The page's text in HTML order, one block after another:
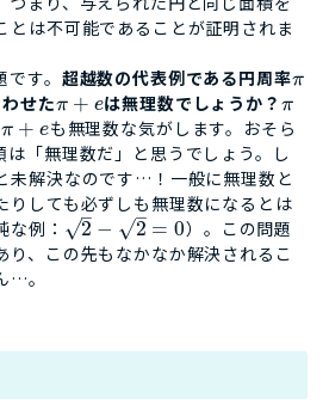
とは不可能であることが証明されま
す。 超越数の代表例である円周率π
せたπ + eは無理数でしょうか？ π
π + eも無理数な気がします。おそら
は「無理数だ」と思うでしょう。し
未解決なのです…！一般に無理数と
りしても必ずしも無理数になるとは
な例：
2
–
√ − 2
–
√ = 0）。この問題
り、この先もなかなか解決されるこ
…。